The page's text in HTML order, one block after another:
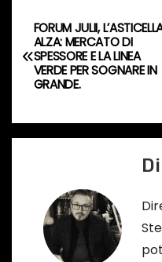
r
s
o
N
a
v
g
FORUM JULII,
ALZA: MERCATO DI
SPESSORE E LA LINEA
VERDE PER SOGNARE IN
GRANDE.
Di